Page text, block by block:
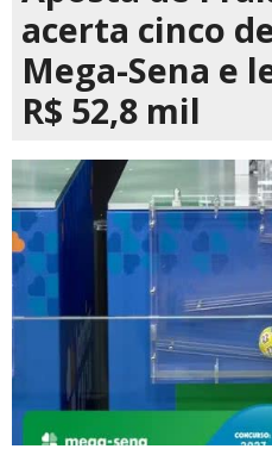
acerta cinco
Mega-Sena e
R$ 52,8 mil